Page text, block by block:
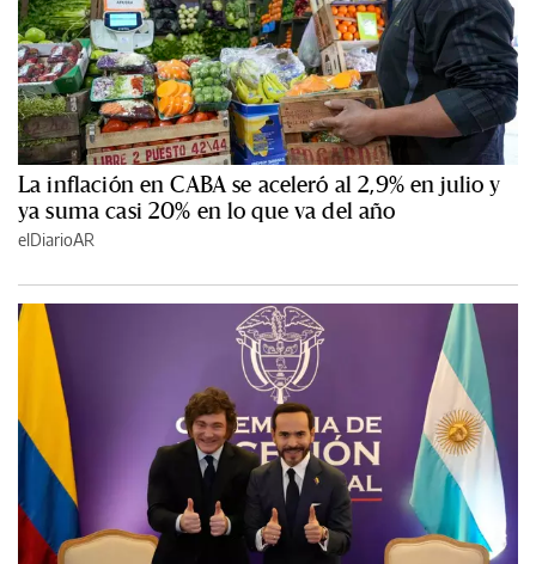
La inflación en CABA se aceleró al 2,9% en julio y
ya suma casi 20% en lo que va del año
elDiarioAR